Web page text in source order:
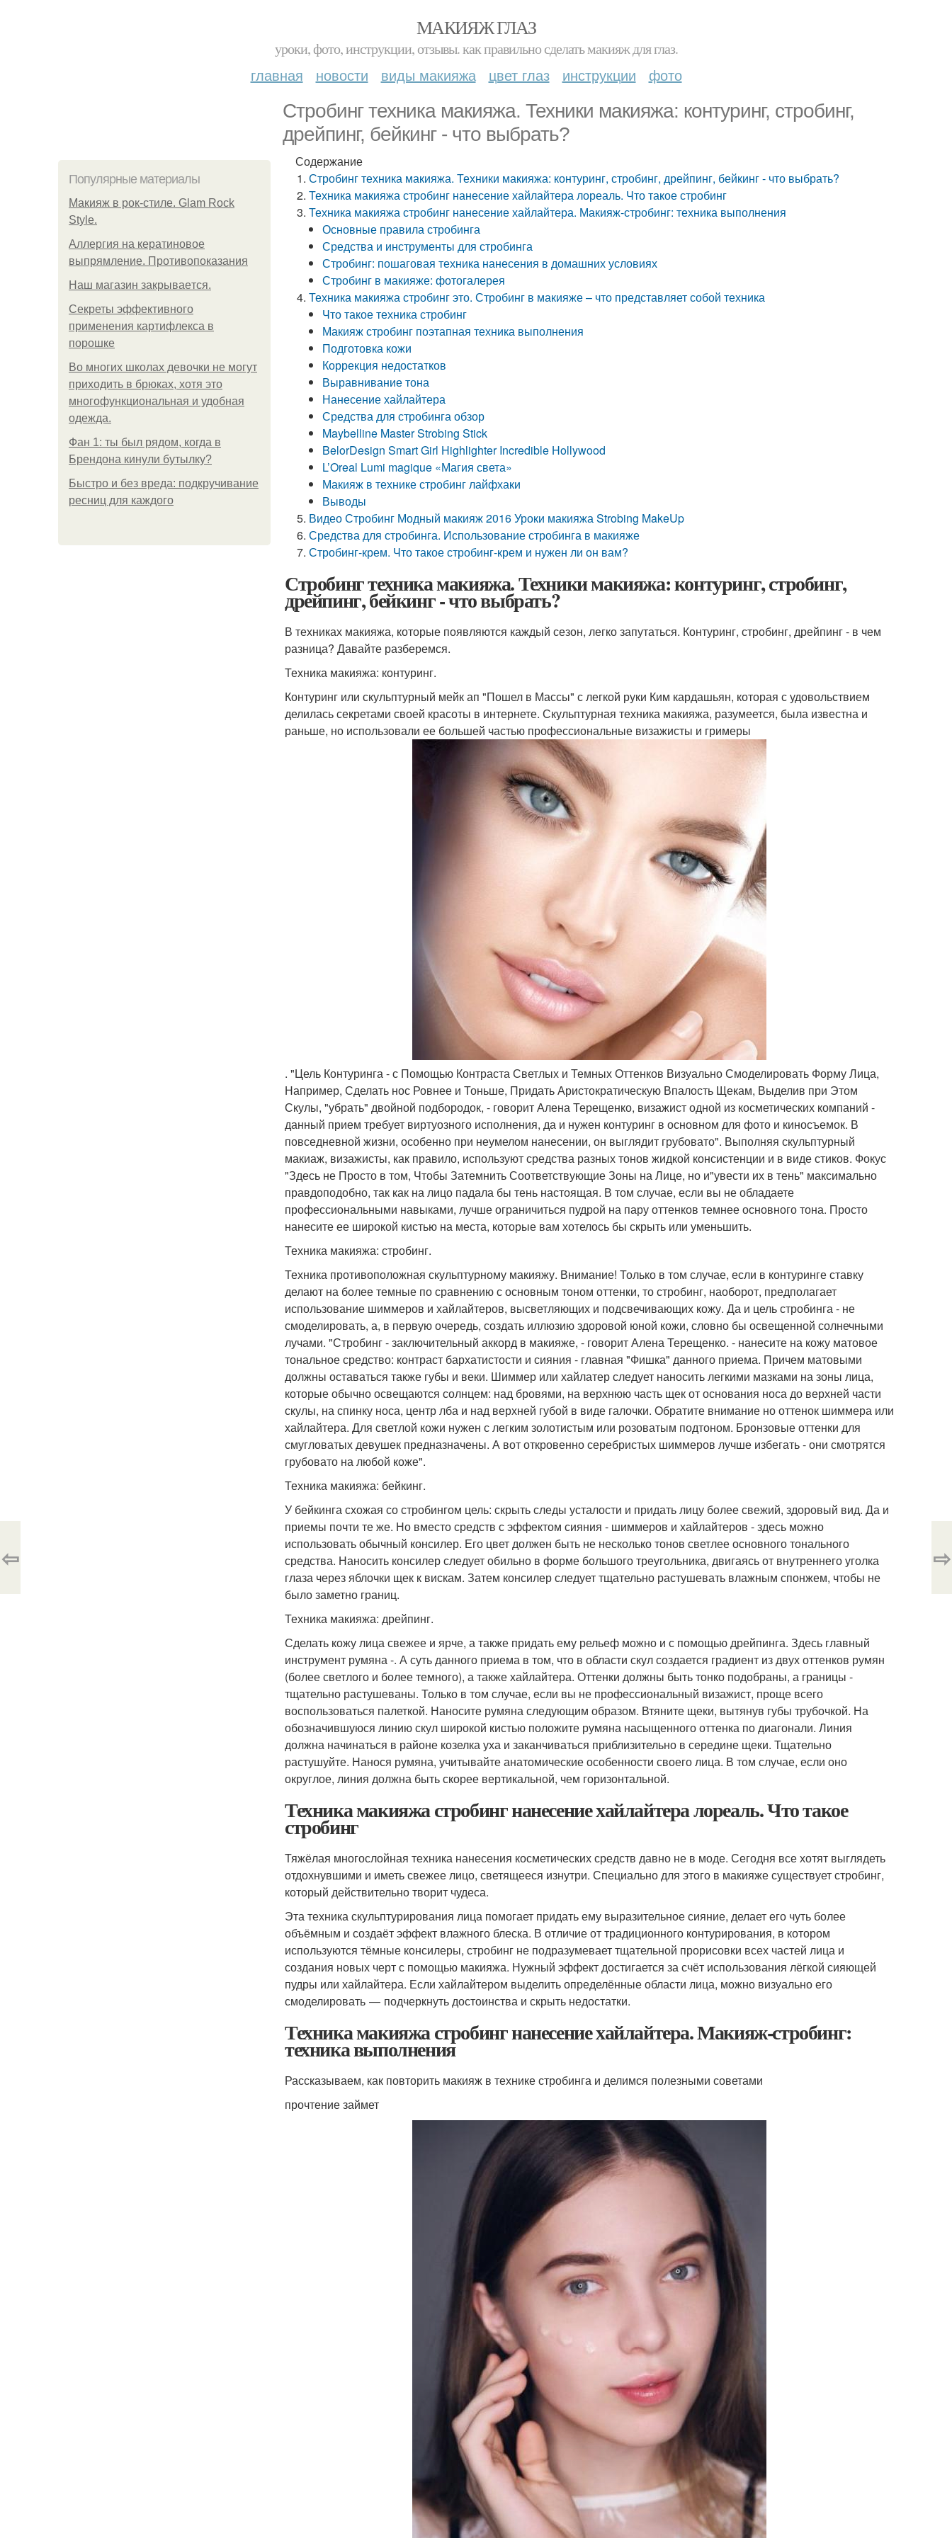
МАКИЯЖ ГЛАЗ
уроки, фото, инструкции, отзывы. как правильно сделать макияж для глаз.
главная новости виды макияжа цвет глаз инструкции фото
Стробинг техника макияжа. Техники макияжа: контуринг, стробинг,
дрейпинг, бейкинг - что выбрать?
Популярные материалы
Макияж в рок-стиле. Glam Rock
Style.
Аллергия на кератиновое
выпрямление. Противопоказания
Нaш магaзин зaкрывaeтся.
Секреты эффективного
применения картифлекса в
порошке
Во многих школах девочки не могут
приходить в брюках, хотя это
многофункциональная и удобная
одежда.
Фан 1: ты был рядом, когда в
Брендона кинули бутылку?
Быстро и без вреда: подкручивание
ресниц для каждого
Содержание
Стробинг техника макияжа. Техники макияжа: контуринг, стробинг, дрейпинг, бейкинг - что выбрать?
Техника макияжа стробинг нанесение хайлайтера лореаль. Что такое стробинг
Техника макияжа стробинг нанесение хайлайтера. Макияж-стробинг: техника выполнения
Основные правила стробинга
Средства и инструменты для стробинга
Стробинг: пошаговая техника нанесения в домашних условиях
Стробинг в макияже: фотогалерея
Техника макияжа стробинг это. Стробинг в макияже – что представляет собой техника
Что такое техника стробинг
Макияж стробинг поэтапная техника выполнения
Подготовка кожи
Коррекция недостатков
Выравнивание тона
Нанесение хайлайтера
Средства для стробинга обзор
Maybelline Master Strobing Stick
BelorDesign Smart Girl Highlighter Incredible Hollywood
L’Oreal Lumi magique «Магия света»
Макияж в технике стробинг лайфхаки
Выводы
Видео Стробинг Модный макияж 2016 Уроки макияжа Strobing MakeUp
Средства для стробинга. Использование стробинга в макияже
Стробинг-крем. Что такое стробинг-крем и нужен ли он вам?
Стробинг техника макияжа. Техники макияжа: контуринг, стробинг,
дрейпинг, бейкинг - что выбрать?
В техниках макияжа, которые появляются каждый сезон, легко запутаться. Контуринг, стробинг, дрейпинг - в чем
разница? Давайте разберемся.
Техника макияжа: контуринг.
Контуринг или скульптурный мейк ап "Пошел в Массы" с легкой руки Ким кардашьян, которая с удовольствием
делилась секретами своей красоты в интернете. Скульптурная техника макияжа, разумеется, была известна и
раньше, но использовали ее большей частью профессиональные визажисты и гримеры
. "Цель Контуринга - с Помощью Контраста Светлых и Темных Оттенков Визуально Смоделировать Форму Лица,
Например, Сделать нос Ровнее и Тоньше, Придать Аристократическую Впалость Щекам, Выделив при Этом
Скулы, "убрать" двойной подбородок, - говорит Алена Терещенко, визажист одной из косметических компаний -
данный прием требует виртуозного исполнения, да и нужен контуринг в основном для фото и киносъемок. В
повседневной жизни, особенно при неумелом нанесении, он выглядит грубовато". Выполняя скульптурный
макиаж, визажисты, как правило, используют средства разных тонов жидкой консистенции и в виде стиков. Фокус
"Здесь не Просто в том, Чтобы Затемнить Соответствующие Зоны на Лице, но и"увести их в тень" максимально
правдоподобно, так как на лицо падала бы тень настоящая. В том случае, если вы не обладаете
профессиональными навыками, лучше ограничиться пудрой на пару оттенков темнее основного тона. Просто
нанесите ее широкой кистью на места, которые вам хотелось бы скрыть или уменьшить.
Техника макияжа: стробинг.
Техника противоположная скульптурному макияжу. Внимание! Только в том случае, если в контуринге ставку
делают на более темные по сравнению с основным тоном оттенки, то стробинг, наоборот, предполагает
использование шиммеров и хайлайтеров, высветляющих и подсвечивающих кожу. Да и цель стробинга - не
смоделировать, а, в первую очередь, создать иллюзию здоровой юной кожи, словно бы освещенной солнечными
лучами. "Стробинг - заключительный аккорд в макияже, - говорит Алена Терещенко. - нанесите на кожу матовое
тональное средство: контраст бархатистости и сияния - главная "Фишка" данного приема. Причем матовыми
должны оставаться также губы и веки. Шиммер или хайлатер следует наносить легкими мазками на зоны лица,
которые обычно освещаются солнцем: над бровями, на верхнюю часть щек от основания носа до верхней части
скулы, на спинку носа, центр лба и над верхней губой в виде галочки. Обратите внимание но оттенок шиммера или
хайлайтера. Для светлой кожи нужен с легким золотистым или розоватым подтоном. Бронзовые оттенки для
смугловатых девушек предназначены. А вот откровенно серебристых шиммеров лучше избегать - они смотрятся
грубовато на любой коже".
Техника макияжа: бейкинг.
У бейкинга схожая со стробингом цель: скрыть следы усталости и придать лицу более свежий, здоровый вид. Да и
приемы почти те же. Но вместо средств с эффектом сияния - шиммеров и хайлайтеров - здесь можно
использовать обычный консилер. Его цвет должен быть не несколько тонов светлее основного тонального
средства. Наносить консилер следует обильно в форме большого треугольника, двигаясь от внутреннего уголка
глаза через яблочки щек к вискам. Затем консилер следует тщательно растушевать влажным спонжем, чтобы не
было заметно границ.
Техника макияжа: дрейпинг.
Сделать кожу лица свежее и ярче, а также придать ему рельеф можно и с помощью дрейпинга. Здесь главный
инструмент румяна -. А суть данного приема в том, что в области скул создается градиент из двух оттенков румян
(более светлого и более темного), а также хайлайтера. Оттенки должны быть тонко подобраны, а границы -
тщательно растушеваны. Только в том случае, если вы не профессиональный визажист, проще всего
воспользоваться палеткой. Наносите румяна следующим образом. Втяните щеки, вытянув губы трубочкой. На
обозначившуюся линию скул широкой кистью положите румяна насыщенного оттенка по диагонали. Линия
должна начинаться в районе козелка уха и заканчиваться приблизительно в середине щеки. Тщательно
растушуйте. Нанося румяна, учитывайте анатомические особенности своего лица. В том случае, если оно
округлое, линия должна быть скорее вертикальной, чем горизонтальной.
Техника макияжа стробинг нанесение хайлайтера лореаль. Что такое
стробинг
Тяжёлая многослойная техника нанесения косметических средств давно не в моде. Сегодня все хотят выглядеть
отдохнувшими и иметь свежее лицо, светящееся изнутри. Специально для этого в макияже существует стробинг,
который действительно творит чудеса.
Эта техника скульптурирования лица помогает придать ему выразительное сияние, делает его чуть более
объёмным и создаёт эффект влажного блеска. В отличие от традиционного контурирования, в котором
используются тёмные консилеры, стробинг не подразумевает тщательной прорисовки всех частей лица и
создания новых черт с помощью макияжа. Нужный эффект достигается за счёт использования лёгкой сияющей
пудры или хайлайтера. Если хайлайтером выделить определённые области лица, можно визуально его
смоделировать — подчеркнуть достоинства и скрыть недостатки.
Техника макияжа стробинг нанесение хайлайтера. Макияж-стробинг:
техника выполнения
Рассказываем, как повторить макияж в технике стробинга и делимся полезными советами
прочтение займет
⇦ ⇨